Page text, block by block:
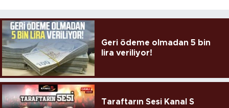
Geri ödeme olmadan 5 bin
lira veriliyor!
Taraftarın Sesi Kanal S